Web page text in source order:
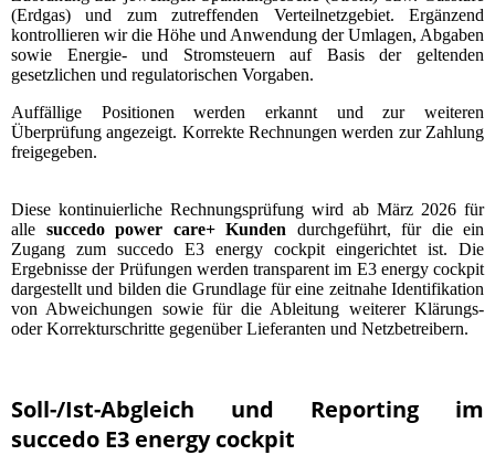
(Erdgas) und zum zutreffenden Verteilnetzgebiet. Ergänzend
kontrollieren wir die Höhe und Anwendung der Umlagen, Abgaben
sowie Energie- und Stromsteuern auf Basis der geltenden
gesetzlichen und regulatorischen Vorgaben.
Auffällige Positionen werden erkannt und zur weiteren
Überprüfung angezeigt. Korrekte Rechnungen werden zur Zahlung
freigegeben.
Diese kontinuierliche Rechnungsprüfung wird ab März 2026 für
alle succedo power care+ Kunden durchgeführt, für die ein
Zugang zum succedo E3 energy cockpit eingerichtet ist. Die
Ergebnisse der Prüfungen werden transparent im E3 energy cockpit
dargestellt und bilden die Grundlage für eine zeitnahe Identifikation
von Abweichungen sowie für die Ableitung weiterer Klärungs-
oder Korrekturschritte gegenüber Lieferanten und Netzbetreibern.
Soll-/Ist-Abgleich und Reporting im
succedo E3 energy cockpit